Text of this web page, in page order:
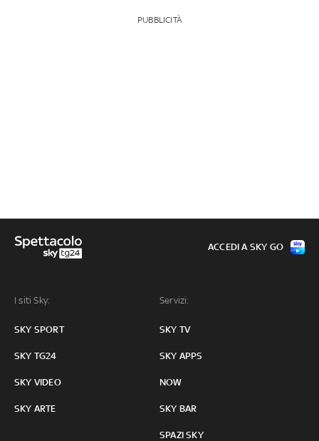
PUBBLICITÀ
I siti Sky:
SKY SPORT
SKY TG24
SKY VIDEO
SKY ARTE
Servizi:
SKY TV
SKY APPS
NOW
SKY BAR
SPAZI SKY
ACCEDI A SKY GO